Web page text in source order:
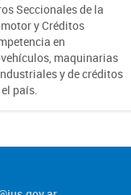
Seccionales de la
y Créditos
en
maquinarias
y de créditos
país.